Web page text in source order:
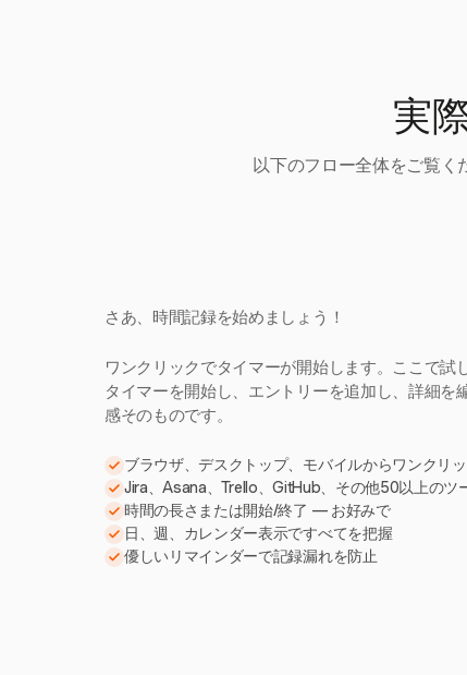
実
以下のフロー全体をご覧く
さあ、時間記録を始めましょう！
ワンクリックでタイマーが開始します。ここで試
タイマーを開始し、エントリーを追加し、詳細を
感そのものです。
ブラウザ、デスクトップ、モバイルからワンクリ
Jira、Asana、Trello、GitHub、その他50以上のツ
時間の長さまたは開始/終了 — お好みで
日、週、カレンダー表示ですべてを把握
優しいリマインダーで記録漏れを防止